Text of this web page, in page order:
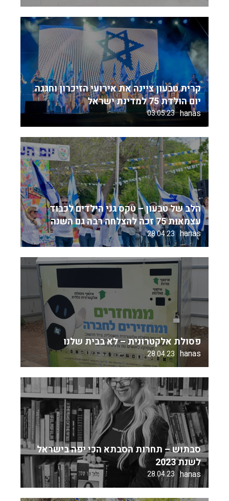
קרית טבעון ציינה את אירועי הזיכרון וחגגה
יום הולדת 75 למדינת ישראל
hanas
03.05.23
הלב של טבעון – טקס גני הילדים לכבוד
עצמאות 75 זכה להצלחה רבה גם השנה
hanas
28.04.23
פסולת אלקטרונית – לא בבית שלנו
hanas
28.04.23
סבתוש – תחרות הסבתא הכי יפה בישראל
לשנת 2023
hanas
28.04.23